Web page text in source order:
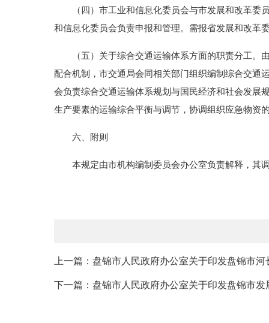
（四）市工业和信息化委员会与市发展和改革委员
和信息化委员会负责申报和管理。需报省发展和改革
（五）关于综合交通运输体系方面的职责分工。由
配合机制，市交通局会同相关部门组织编制综合交通
会负责综合交通运输体系规划与国民经济和社会发展
生产要素的运输综合平衡与调节，协调组织应急物资
六、附则
本规定由市机构编制委员会办公室负责解释，其
上一篇：盘锦市人民政府办公室关于印发盘锦市
下一篇：盘锦市人民政府办公室关于印发盘锦市